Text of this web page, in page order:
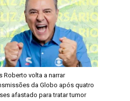
Roberto volta a narrar
da Globo após quatro
afastado para tratar tumor